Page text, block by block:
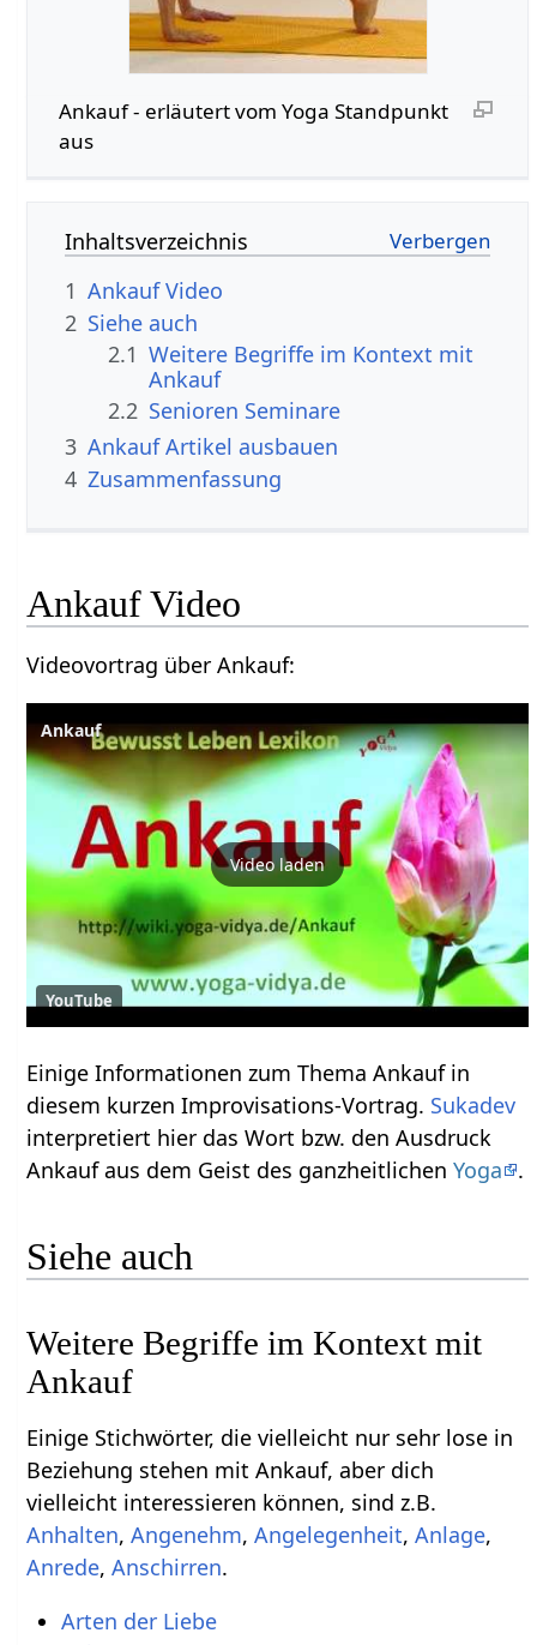
Ankauf‏‎ - erläutert vom Yoga Standpunkt
aus
Inhaltsverzeichnis
1
Ankauf‏‎ Video
2 Siehe auch
2.1 Weitere Begriffe im Kontext mit
Ankauf‏‎
2.2 Senioren Seminare
3
Ankauf‏‎ Artikel ausbauen
4 Zusammenfassung
Ankauf‏‎ Video
Videovortrag über Ankauf‏‎:
Ankauf
Video laden
YouTube
Einige Informationen zum Thema Ankauf‏‎ in
diesem kurzen Improvisations-Vortrag. Sukadev
interpretiert hier das Wort bzw. den Ausdruck
Ankauf‏‎ aus dem Geist des ganzheitlichenYoga .
Siehe auch
Weitere Begriffe im Kontext mit
Einige Stichwörter, die vielleicht nur sehr lose in
Beziehung stehen mit Ankauf‏‎, aber dich
vielleicht interessieren können, sind z.B.
, , ,
,
,
.
Arten der Liebe